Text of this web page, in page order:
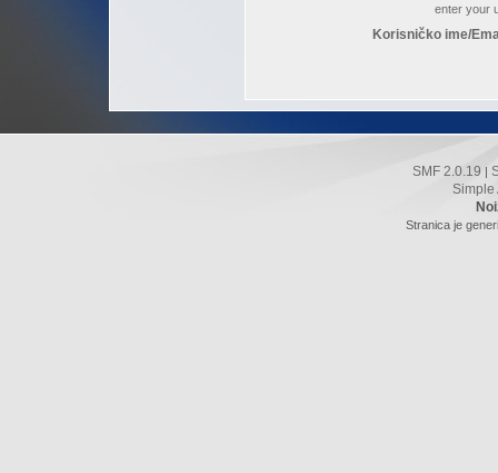
enter your
Korisničko ime/
SMF 2.0.19 |
Simple
Stranica je